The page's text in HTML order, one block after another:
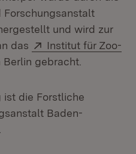
Forschungsanstalt
und wird zur
das
Extern:
Institut für Zoo-
in neuem Fenster)
Berlin gebracht.
ist die Forstliche
Baden-